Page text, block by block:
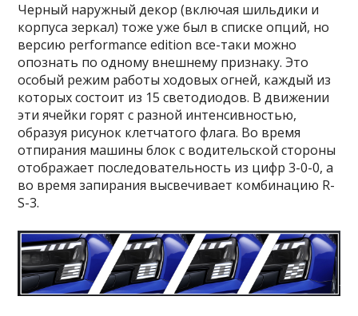
Черный наружный декор (включая шильдики и
корпуса зеркал) тоже уже был в списке опций, но
версию performance edition все-таки можно
опознать по одному внешнему признаку. Это
особый режим работы ходовых огней, каждый из
которых состоит из 15 светодиодов. В движении
эти ячейки горят с разной интенсивностью,
образуя рисунок клетчатого флага. Во время
отпирания машины блок с водительской стороны
отображает последовательность из цифр 3-0-0, а
во время запирания высвечивает комбинацию R-
S-3.